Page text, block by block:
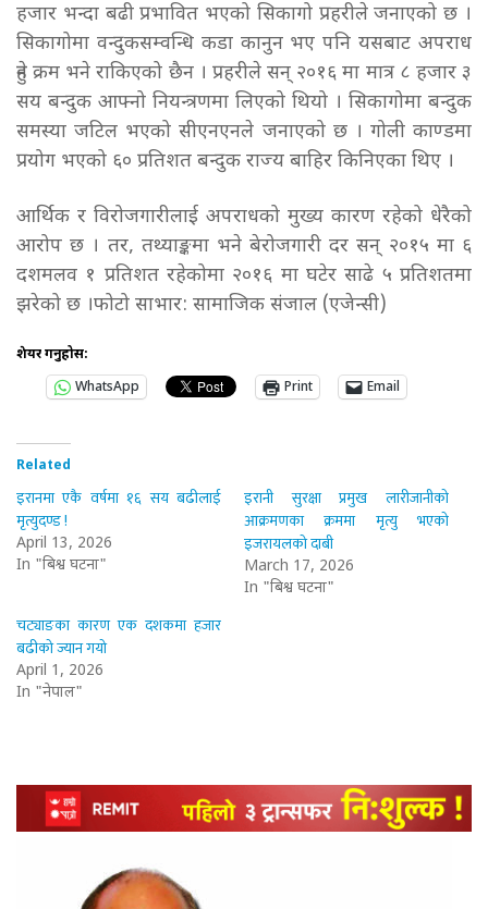
हजार भन्दा बढी प्रभावित भएको सिकागो प्रहरीले जनाएको छ ।
सिकागोमा वन्दुकसम्वन्धि कडा कानुन भए पनि यसबाट अपराध
हुने क्रम भने राकिएको छैन । प्रहरीले सन् २०१६ मा मात्र ८ हजार ३
सय बन्दुक आफ्नो नियन्त्रणमा लिएको थियो । सिकागोमा बन्दुक
समस्या जटिल भएको सीएनएनले जनाएको छ । गोली काण्डमा
प्रयोग भएको ६० प्रतिशत बन्दुक राज्य बाहिर किनिएका थिए ।
आर्थिक र विरोजगारीलाई अपराधको मुख्य कारण रहेको धेरैको
आरोप छ । तर, तथ्याङ्कमा भने बेरोजगारी दर सन् २०१५ मा ६
दशमलव १ प्रतिशत रहेकोमा २०१६ मा घटेर साढे ५ प्रतिशतमा
झरेको छ ।फोटो साभार: सामाजिक संजाल (एजेन्सी)
शेयर गर्नुहोस:
WhatsApp
Print Email
Related
इरानमा एकै वर्षमा १६ सय बढीलाई
मृत्युदण्ड !
April 13, 2026
In "बिश्व घटना"
इरानी सुरक्षा प्रमुख लारीजानीको
आक्रमणका क्रममा मृत्यु भएको
इजरायलको दाबी
March 17, 2026
In "बिश्व घटना"
चट्याङका कारण एक दशकमा हजार
बढीको ज्यान गयो
April 1, 2026
In "नेपाल"